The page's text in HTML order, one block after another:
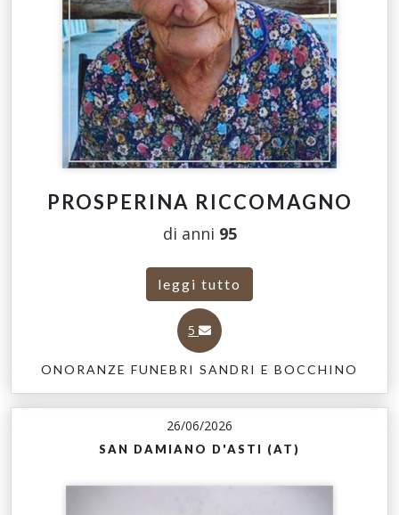
PROSPERINA RICCOMAGNO
di anni 95
leggi tutto
5
ONORANZE FUNEBRI SANDRI E BOCCHINO
26/06/2026
SAN DAMIANO D'ASTI (AT)